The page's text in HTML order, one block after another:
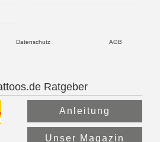
Datenschutz AGB
Ratgeber
Anleitung
Unser Magazin